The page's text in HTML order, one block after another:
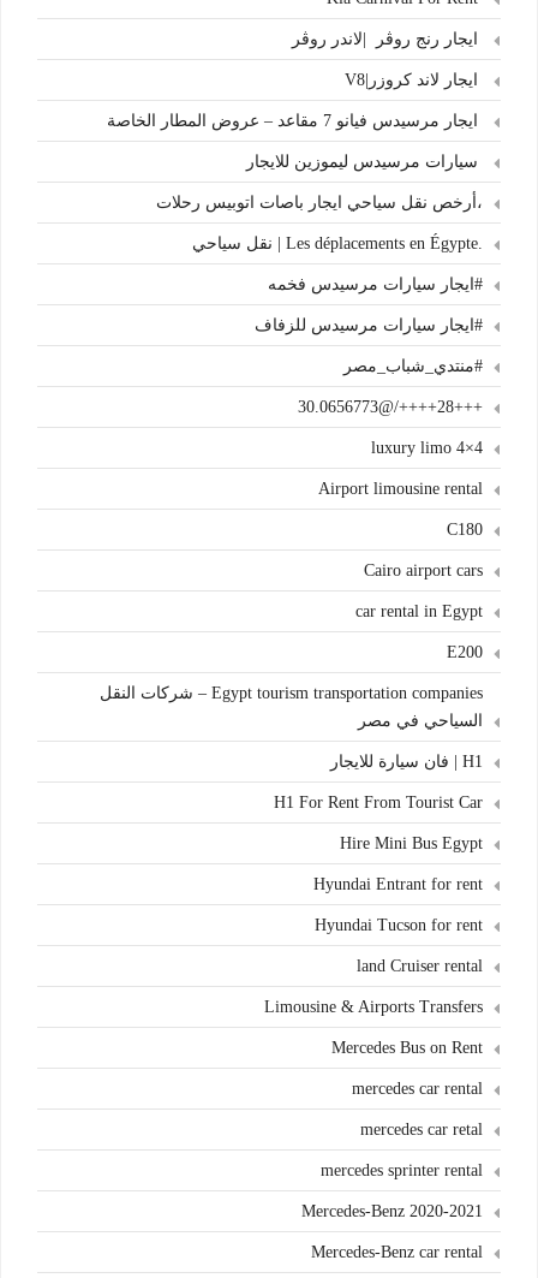
ايجار رنج روڤر |لاندر روڤر
ايجار لاند كروزر|V8
ايجار مرسيدس فيانو 7 مقاعد – عروض المطار الخاصة
سيارات مرسيدس ليموزين للايجار
،أرخص نقل سياحي ايجار باصات اتوبيس رحلات
.Les déplacements en Égypte | نقل سياحي
#ايجار سيارات مرسيدس فخمه
#ايجار سيارات مرسيدس للزفاف
#منتدي_شباب_مصر
+++28++++/@30.0656773
4×4 luxury limo
Airport limousine rental
C180
Cairo airport cars
car rental in Egypt
E200
Egypt tourism transportation companies – شركات النقل
السياحي في مصر
H1 | فان سيارة للايجار
H1 For Rent From Tourist Car
Hire Mini Bus Egypt
Hyundai Entrant for rent
Hyundai Tucson for rent
land Cruiser rental
Limousine & Airports Transfers
Mercedes Bus on Rent
mercedes car rental
mercedes car retal
mercedes sprinter rental
Mercedes-Benz 2020-2021
Mercedes-Benz car rental